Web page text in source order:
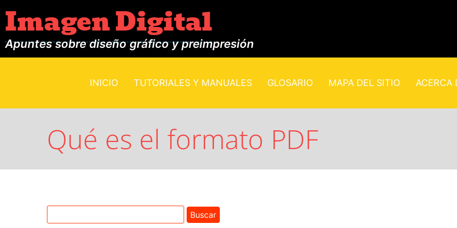
Imagen Digital
Apuntes sobre diseño gráfico y preimpresión
INICIO TUTORIALES Y MANUALES GLOSARIO MAPA DEL SITIO ACERCA
Qué es el formato PDF